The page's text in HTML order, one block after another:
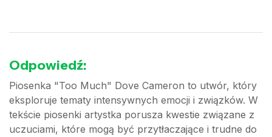
Odpowiedź:
Piosenka "Too Much" Dove Cameron to utwór, który
eksploruje tematy intensywnych emocji i związków. W
tekście piosenki artystka porusza kwestie związane z
uczuciami, które mogą być przytłaczające i trudne do